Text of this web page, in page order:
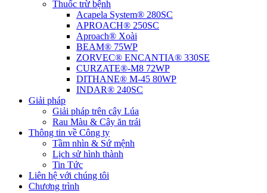
Thuốc trừ bệnh
Acapela System® 280SC
APROACH® 250SC
Aproach® Xoài
BEAM® 75WP
ZORVEC® ENCANTIA® 330SE
CURZATE®-M8 72WP
DITHANE® M-45 80WP
INDAR® 240SC
Giải pháp
Giải pháp trên cây Lúa
Rau Màu & Cây ăn trái
Thông tin về Công ty
Tầm nhìn & Sứ mệnh
Lịch sử hình thành
Tin Tức
Liên hệ với chúng tôi
Chương trình